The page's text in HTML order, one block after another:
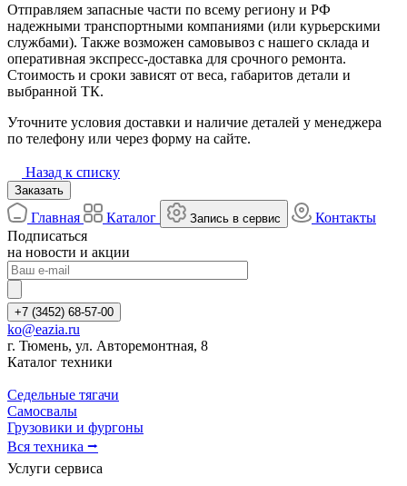
Отправляем запасные части по всему региону и РФ
надежными транспортными компаниями (или курьерскими
службами). Также возможен самовывоз с нашего склада и
оперативная экспресс-доставка для срочного ремонта.
Стоимость и сроки зависят от веса, габаритов детали и
выбранной ТК.
Уточните условия доставки и наличие деталей у менеджера
по телефону или через форму на сайте.
Назад к списку
Заказать
Главная Каталог Запись в сервис
Контакты
Подписаться
на новости и акции
+7 (3452) 68-57-00
ko@eazia.ru
г. Тюмень, ул. Авторемонтная, 8
Каталог техники
Седельные тягачи
Самосвалы
Грузовики и фургоны
Вся техника ⭢
Услуги сервиса